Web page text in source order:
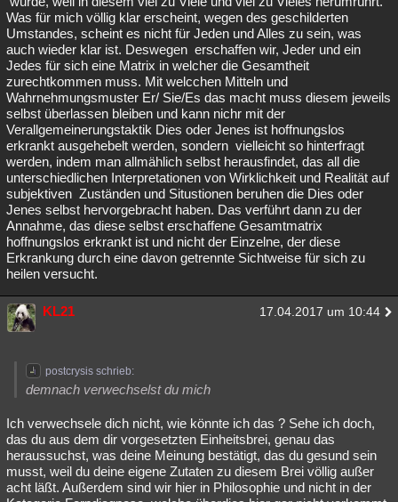
Was für mich völlig klar erscheint, wegen des geschilderten
Umstandes, scheint es nicht für Jeden und Alles zu sein, was
auch wieder klar ist. Deswegen erschaffen wir, Jeder und ein
Jedes für sich eine Matrix in welcher die Gesamtheit
zurechtkommen muss. Mit welcchen Mitteln und
Wahrnehmungsmuster Er/ Sie/Es das macht muss diesem jeweils
selbst überlassen bleiben und kann nichr mit der
Verallgemeinerungstaktik Dies oder Jenes ist hoffnungslos
erkrankt ausgehebelt werden, sondern vielleicht so hinterfragt
werden, indem man allmählich selbst herausfindet, das all die
unterschiedlichen Interpretationen von Wirklichkeit und Realität auf
subjektiven Zuständen und Situstionen beruhen die Dies oder
Jenes selbst hervorgebracht haben. Das verführt dann zu der
Annahme, das diese selbst erschaffene Gesamtmatrix
hoffnungslos erkrankt ist und nicht der Einzelne, der diese
Erkrankung durch eine davon getrennte Sichtweise für sich zu
heilen versucht.
KL21 17.04.2017 um 10:44
postcrysis schrieb:
demnach verwechselst du mich
Ich verwechsele dich nicht, wie könnte ich das ? Sehe ich doch,
das du aus dem dir vorgesetzten Einheitsbrei, genau das
heraussuchst, was deine Meinung bestätigt, das du gesund sein
musst, weil du deine eigene Zutaten zu diesem Brei völlig außer
acht läßt. Außerdem sind wir hier in Philosophie und nicht in der